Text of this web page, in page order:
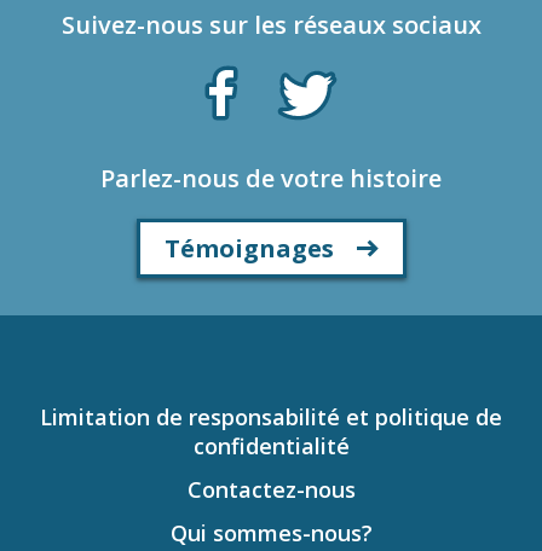
Suivez-nous sur les réseaux sociaux
Parlez-nous de votre histoire
Témoignages
Limitation de responsabilité et politique de
confidentialité
Contactez-nous
Qui sommes-nous?